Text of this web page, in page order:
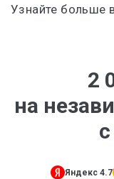
Узнайте больше
2
на
Яндекс 4.7